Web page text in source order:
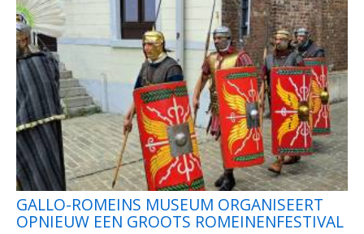
GALLO-ROMEINS MUSEUM ORGANISEERT
OPNIEUW EEN GROOTS ROMEINENFESTIVAL